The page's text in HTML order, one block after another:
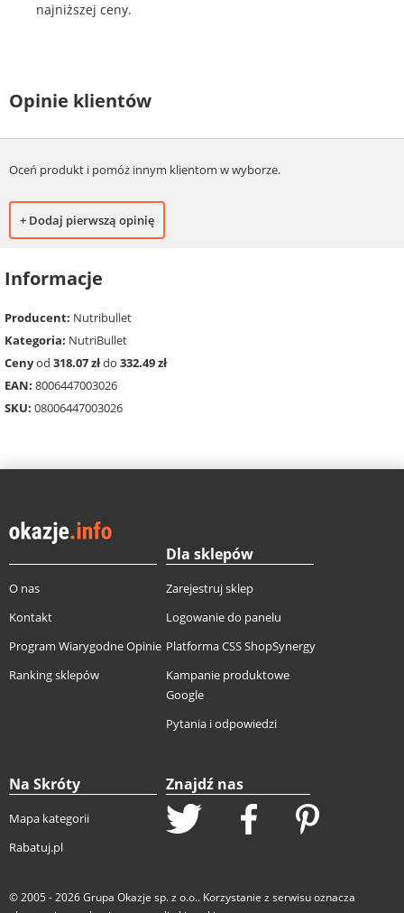
najniższej ceny.
Opinie klientów
Oceń produkt i pomóż innym klientom w wyborze.
+ Dodaj pierwszą opinię
Informacje
Producent: Nutribullet
Kategoria: NutriBullet
Cenyod 318.07 złdo 332.49 zł
EAN: 8006447003026
SKU: 08006447003026
O nas
Kontakt
Program Wiarygodne Opinie
Ranking sklepów
Dla sklepów
Zarejestruj sklep
Logowanie do panelu
Platforma CSS ShopSynergy
Kampanie produktowe
Google
Pytania i odpowiedzi
Na Skróty
Mapa kategorii
Rabatuj.pl
Znajdź nas
© 2005 - 2026Grupa Okazje sp. z o.o.. Korzystanie z serwisu oznacza